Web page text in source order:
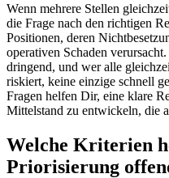
Wenn mehrere Stellen
die Frage nach den richtigen
Positionen, deren
operativen Schaden
dringend, und wer alle
riskiert, keine einzige schnell
Fragen helfen Dir, eine klare
Mittelstand zu entwickeln, die
Welche Kriterien
Priorisierung